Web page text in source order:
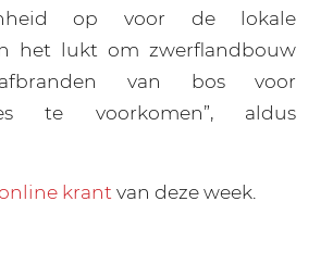
op voor de lokale
het lukt om zwerflandbouw
van bos voor
te voorkomen”, aldus
krant van deze week.